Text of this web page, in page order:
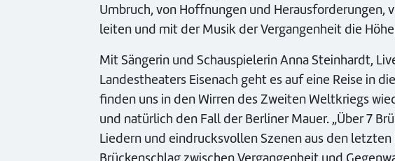
Umbruch, von Hoffnungen und Herausforderungen,
leiten und mit der Musik der Vergangenheit die
Mit Sängerin und Schauspielerin Anna Steinhardt,
Landestheaters Eisenach geht es auf eine Reise in
finden uns in den Wirren des Zweiten Weltkriegs
und natürlich den Fall der Berliner Mauer. „Über 7
Liedern und eindrucksvollen Szenen aus den